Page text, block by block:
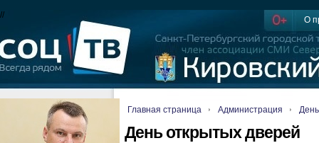
О
//
Главная страница Администрация
День открытых дверей